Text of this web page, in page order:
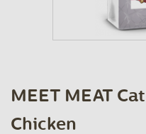
MEET MEAT
Chicken